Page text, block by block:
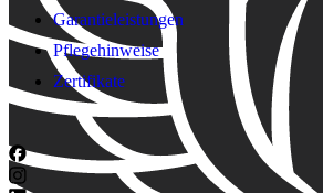
Garantieleistungen
Pflegehinweise
Zertifikate